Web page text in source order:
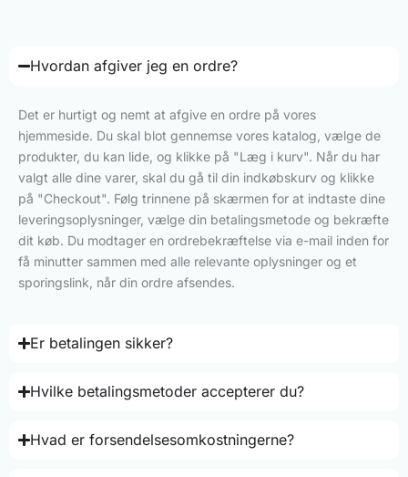
Hvordan afgiver jeg en ordre?
Det er hurtigt og nemt at afgive en ordre på vores
hjemmeside. Du skal blot gennemse vores katalog, vælge de
produkter, du kan lide, og klikke på "Læg i kurv". Når du har
valgt alle dine varer, skal du gå til din indkøbskurv og klikke
på "Checkout". Følg trinnene på skærmen for at indtaste dine
leveringsoplysninger, vælge din betalingsmetode og bekræfte
dit køb. Du modtager en ordrebekræftelse via e-mail inden for
få minutter sammen med alle relevante oplysninger og et
sporingslink, når din ordre afsendes.
Er betalingen sikker?
Hvilke betalingsmetoder accepterer du?
Hvad er forsendelsesomkostningerne?